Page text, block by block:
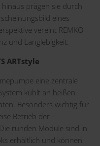
prägen sie durch
eines
vereint REMKO
und Langlebigkeit.
ARTstyle
eine zentrale
kühlt an heißen
Besonders wichtig für
Betrieb der
runden Module sind in
erhältlich und können